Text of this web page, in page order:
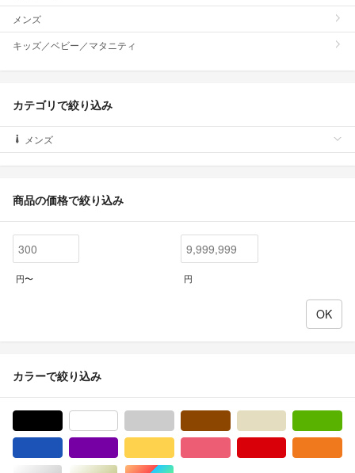
メンズ
キッズ／ベビー／マタニティ
カテゴリで絞り込み
メンズ
商品の価格で絞り込み
円〜 円
カラーで絞り込み